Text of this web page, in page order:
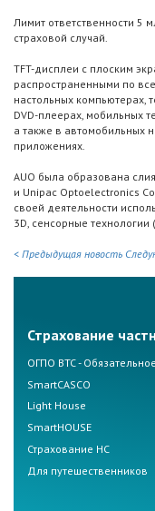
Лимит ответственности 5
страховой случай.
TFT-дисплеи с плоским
распространенными по
настольных компьютерах,
DVD-плеерах, мобильных
а также в автомобильных
приложениях.
AUO была образована
и Unipac Optoelectronics
своей деятельности
3D, сенсорные
< Предыдущая новость
Страхование
ОГПО ВТС -
SmartCASCO
Light House
SmartHOUSE
Страхование НС
Для путешественников